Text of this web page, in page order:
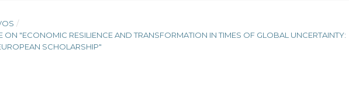
/
ON "ECONOMIC RESILIENCE AND TRANSFORMATION IN TIMES OF GLOBAL UNCERTAINTY:
SCHOLARSHIP"